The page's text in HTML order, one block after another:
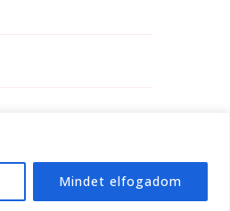
Mindet elfogadom